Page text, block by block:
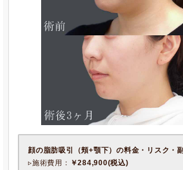
顔の脂肪吸引（頬+顎下） の料金・リスク・
▹施術費用：
￥284,900(税込)